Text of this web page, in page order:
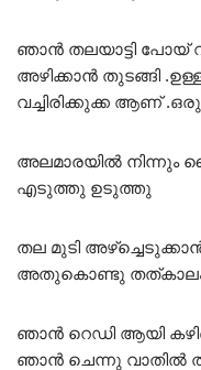
ഞാൻ തലയാട്ടി പോയ്‌
അഴിക്കാൻ തുടങ്ങി
വച്ചിരിക്കുക്ക ആണ്
അലമാരയിൽ നിന്നും
എടുത്തു ഉടുത്തു
തല മുടി
അതുകൊണ്ടു തത്കാലം
ഞാൻ റെഡി ആയി
ഞാൻ ചെന്നു